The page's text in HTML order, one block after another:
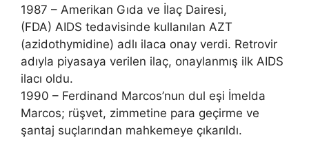
1987 – Amerikan Gıda ve İlaç Dairesi,
(FDA) AIDS tedavisinde kullanılan AZT
(azidothymidine) adlı ilaca onay verdi. Retrovir
adıyla piyasaya verilen ilaç, onaylanmış ilk AIDS
ilacı oldu.
1990 – Ferdinand Marcos’nun dul eşi İmelda
Marcos; rüşvet, zimmetine para geçirme ve
şantaj suçlarından mahkemeye çıkarıldı.